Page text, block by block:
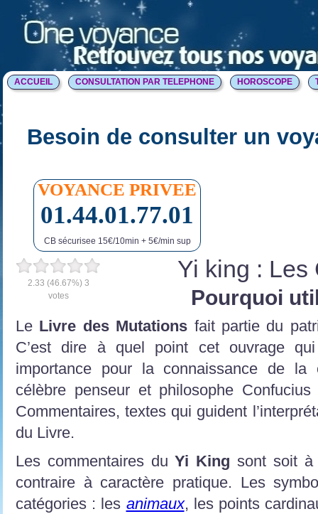
ACCUEIL CONSULTATION PAR TELEPHONE HOROSCOPE
Besoin de consulter un
VOYANCE PRIVEE
01.44.01.77.01
CB sécurisee 15€/10min + 5€/min sup
2.33 (46.67%) 3
votes
Yi king : Les
Pourquoi
Le Livre des Mutations fait partie du
C’est dire à quel point cet ouvrage
importance pour la connaissance de la
célèbre penseur et philosophe
Commentaires, textes qui guident
du Livre.
Les commentaires duYi Kingsont soit à
contraire à caractère pratique. Les
catégories : les animaux, les points